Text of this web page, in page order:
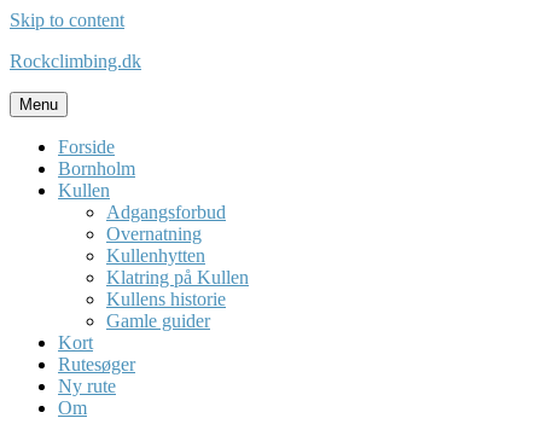
Skip to content
Rockclimbing.dk
Menu
Forside
Bornholm
Kullen
Adgangsforbud
Overnatning
Kullenhytten
Klatring på Kullen
Kullens historie
Gamle guider
Kort
Rutesøger
Ny rute
Om